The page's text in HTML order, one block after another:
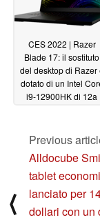
CES 2022 | Razer
Blade 17: il sostituto
del desktop di Razer
dotato di un Intel
i9-12900HK di 12a
NVIDIA GeForce
⟨
Previous
Alldocube
tablet
lanciato per
dollari con un